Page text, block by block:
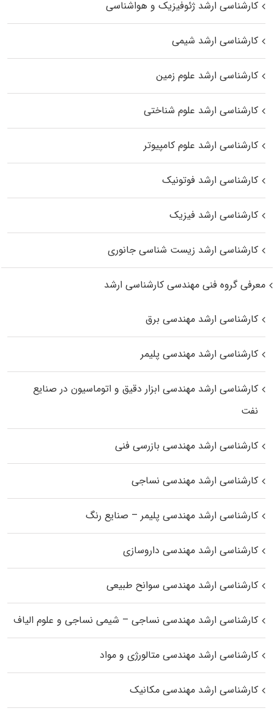
کارشناسی ارشد ژئوفیزیک و هواشناسی
کارشناسی ارشد شیمی
کارشناسی ارشد علوم زمین
کارشناسی ارشد علوم شناختی
کارشناسی ارشد علوم کامپیوتر
کارشناسی ارشد فوتونیک
کارشناسی ارشد فیزیک
کارشناسی ارشد زیست‌ شناسی جانوری
معرفی گروه فنی مهندسی کارشناسی ارشد
کارشناسی ارشد مهندسی برق
کارشناسی ارشد مهندسی پلیمر
کارشناسی ارشد مهندسی ابزار دقیق و اتوماسیون در صنایع
نفت
کارشناسی ارشد مهندسی بازرسی فنی
کارشناسی ارشد مهندسی نساجی
کارشناسی ارشد مهندسی پلیمر – صنایع رنگ
کارشناسی ارشد مهندسی داروسازی
کارشناسی ارشد مهندسی سوانح طبیعی
کارشناسی ارشد مهندسی نساجی – شیمی نساجی و علوم الیاف
کارشناسی ارشد مهندسی متالورژی و مواد
کارشناسی ارشد مهندسی مکانیک